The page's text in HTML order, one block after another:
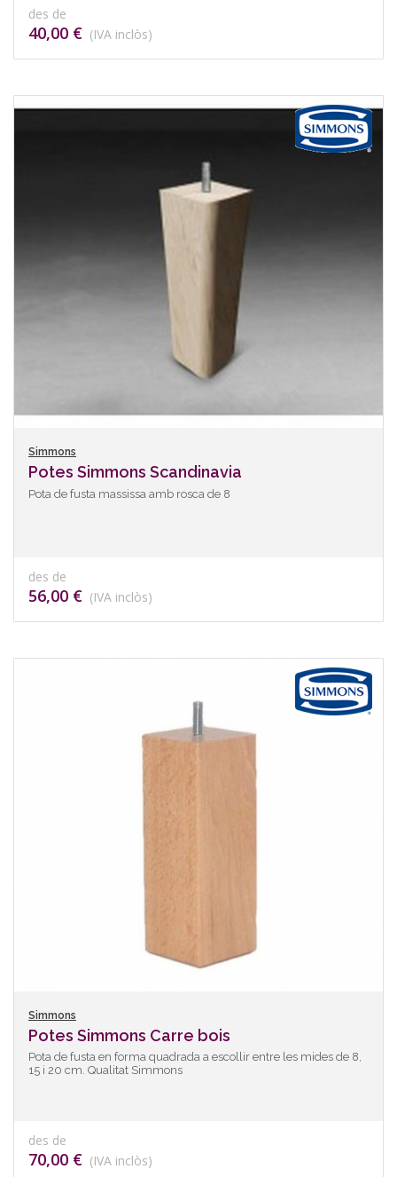
des de
40,00 € (IVA inclòs)
Simmons
Potes Simmons Scandinavia
Pota de fusta massissa amb rosca de 8
des de
56,00 € (IVA inclòs)
Simmons
Potes Simmons Carre bois
Pota de fusta en forma quadrada a escollir entre les mides de 8,
15 i 20 cm. Qualitat Simmons
des de
70,00 € (IVA inclòs)